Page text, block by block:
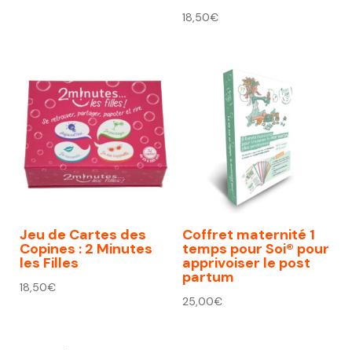
18,50€
Jeu de Cartes des
Copines : 2 Minutes
les Filles
18,50€
Coffret maternité 1
temps pour Soi® pour
apprivoiser le post
partum
25,00€